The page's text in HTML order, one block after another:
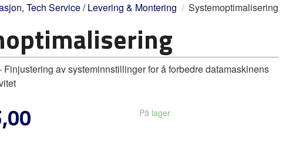
Tech Service / Levering & Montering Systemoptimalisering
Finjustering av systeminnstillinger for å forbedre datamaskinens
På lager